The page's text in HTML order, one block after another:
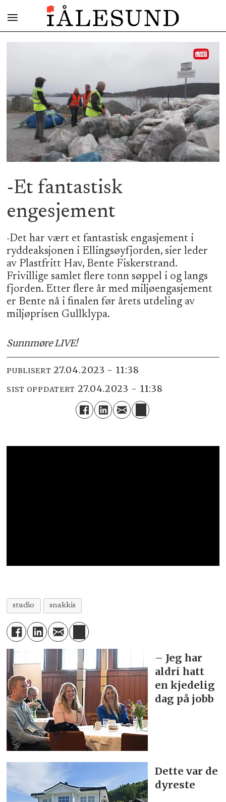
-Et fantastisk
engesjement
-Det har vært et fantastisk engasjement i
ryddeaksjonen i Ellingsøyfjorden, sier leder
av Plastfritt Hav, Bente Fiskerstrand.
Frivillige samlet flere tonn søppel i og langs
fjorden. Etter flere år med miljøengasjement
er Bente nå i finalen før årets utdeling av
miljøprisen Gullklypa.
Sunnmøre LIVE!
PUBLISERT 27.04.2023 - 11:38
SIST OPPDATERT 27.04.2023 - 11:38
studio snakkis
– Jeg har
aldri hatt
en kjedelig
dag på jobb
Dette var de
dyreste